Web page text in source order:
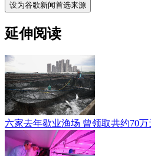
设为谷歌新闻首选来源
延伸阅读
六家去年歇业渔场 曾领取共约70